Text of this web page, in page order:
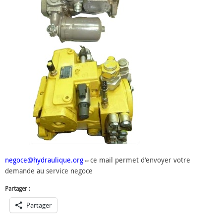
negoce@hydraulique.org⇔ce mail permet d’envoyer votre
demande au service negoce
Partager :
Partager